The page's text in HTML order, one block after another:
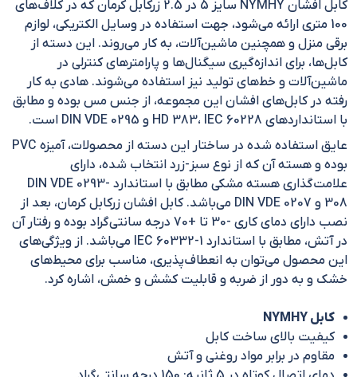
کابل افشان NYMHY سایز 5 در 2.5 زرکابل کرمان که در کلاف‌های
100 متری ارائه می‌شود،‌ جهت استفاده در وسایل الکتریکی، لوازم
برقی منزل و همچنین ماشین‌آلات، به کار می‌روند. این دسته از
کابل‌ها، برای اندازه‌گیری سیگنال‌ها و پارامتر‌های کنترلی در
ماشین‌آلات و خط‌های تولید نیز استفاده می‌شوند. هادی به کار
رفته در کابل‌های افشان این مجموعه، از جنس مس بوده و مطابق
با استاندارد‌های HD 383، IEC 60228 و DIN VDE 0295 است.
عایق استفاده شده در ساختار این دسته از محصولات، آمیزه PVC
بوده و هسته آن که از نوع سبز-زرد انتخاب شده، دارای
علامت‌گذاری هسته مشکی مطابق با استاندارد DIN VDE 0293-
308 و DIN VDE 0207 می‌باشد. کابل افشان زرکابل کرمان، بعد از
نصب دارای دمای کاری -30 تا +70 درجه سانتی‌گراد بوده و رفتار آن
در آتش، مطابق با استاندارد IEC 60332-1 می‌باشد. از ویژگی‌های
این محصول می‌توان به انعطاف‌پذیری، مناسب برای محیط‌های
خشک و به دور از ضربه و قابلیت کشش و خمش، اشاره کرد.
کابل NYMHY
کیفیت بالای ساخت کابل
مقاوم در برابر مواد روغنی و آتش